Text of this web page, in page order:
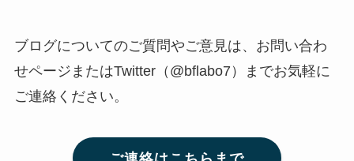
ブログについてのご質問やご意見は、お問い合わ
せページまたはTwitter（@bflabo7）までお気軽に
ご連絡ください。